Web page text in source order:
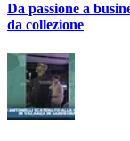
Da passione a
da collezione